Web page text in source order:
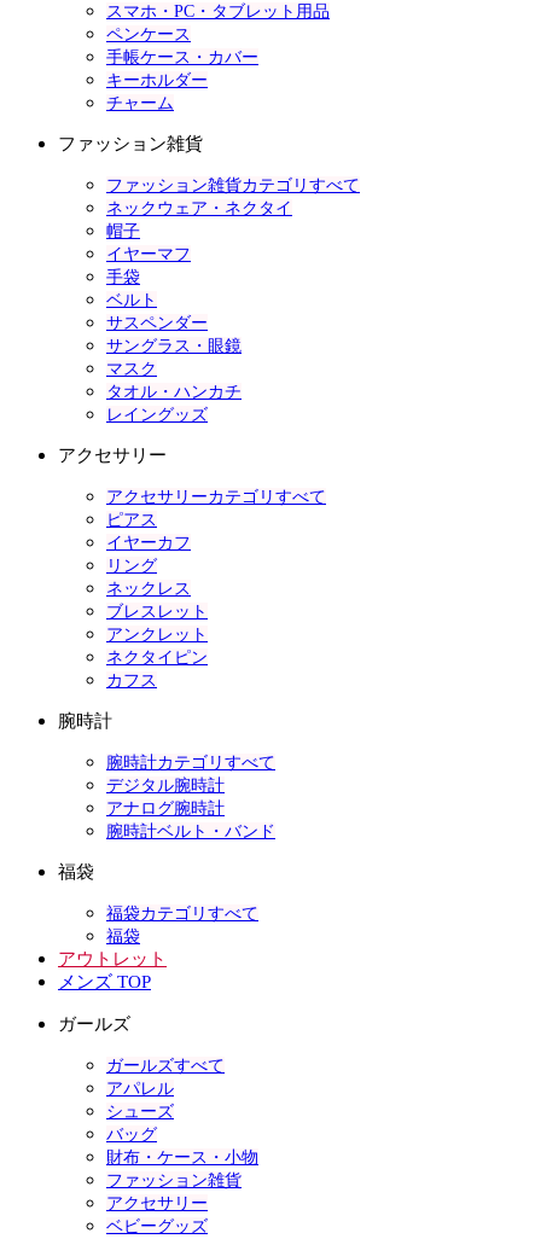
スマホ・PC・タブレット用品
ペンケース
手帳ケース・カバー
キーホルダー
チャーム
ファッション雑貨
ファッション雑貨カテゴリすべて
ネックウェア・ネクタイ
帽子
イヤーマフ
手袋
ベルト
サスペンダー
サングラス・眼鏡
マスク
タオル・ハンカチ
レイングッズ
アクセサリー
アクセサリーカテゴリすべて
ピアス
イヤーカフ
リング
ネックレス
ブレスレット
アンクレット
ネクタイピン
カフス
腕時計
腕時計カテゴリすべて
デジタル腕時計
アナログ腕時計
腕時計ベルト・バンド
福袋
福袋カテゴリすべて
福袋
アウトレット
メンズ TOP
ガールズ
ガールズすべて
アパレル
シューズ
バッグ
財布・ケース・小物
ファッション雑貨
アクセサリー
ベビーグッズ